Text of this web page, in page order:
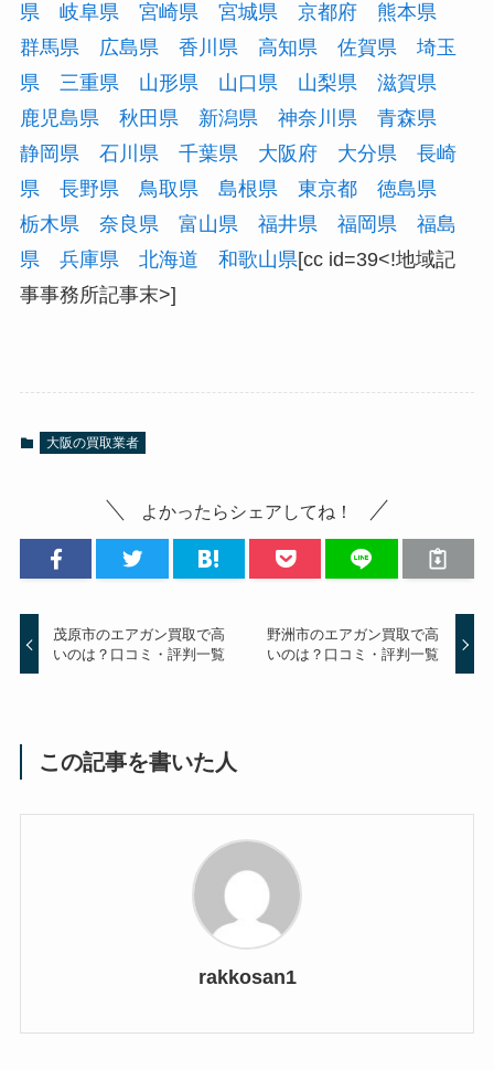
県
岐阜県 宮崎県 宮城県 京都府
熊本県
群馬県
広島県 香川県 高知県 佐賀県
埼玉
県
三重県 山形県 山口県 山梨県
滋賀県
鹿児島県
秋田県 新潟県 神奈川県
青森県
静岡県
石川県 千葉県 大阪府 大分県
長崎
県
長野県 鳥取県 島根県 東京都
徳島県
栃木県
奈良県 富山県 福井県 福岡県
福島
県
兵庫県 北海道 和歌山県[cc id=39<!地域記
事事務所記事末>]
大阪の買取業者
よかったらシェアしてね！
茂原市のエアガン買取で高
いのは？口コミ・評判一覧
野洲市のエアガン買取で高
いのは？口コミ・評判一覧
この記事を書いた人
rakkosan1